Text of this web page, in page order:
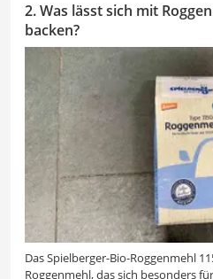
2. Was lässt sich mit
backen?
Das Spielberger-Bio-Roggenmehl
Roggenmehl, das sich besonders